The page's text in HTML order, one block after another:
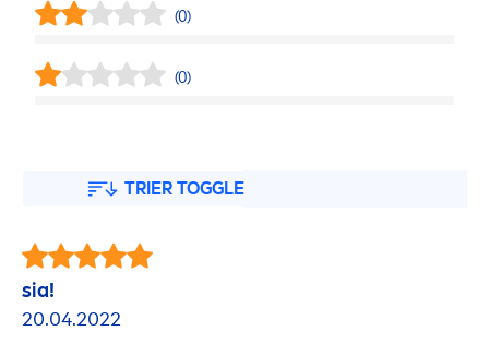
(0)
(0)
TRIER TOGGLE
sia!
20.04.2022